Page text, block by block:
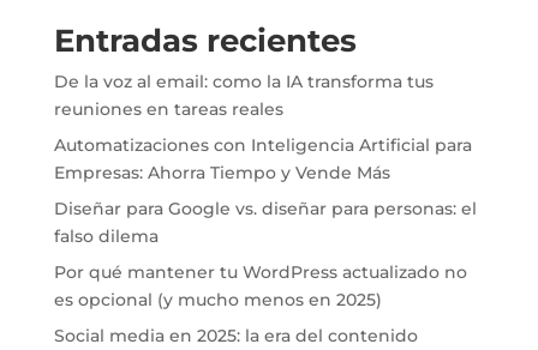
Entradas recientes
De la voz al email: como la IA transforma tus
reuniones en tareas reales
Automatizaciones con Inteligencia Artificial para
Empresas: Ahorra Tiempo y Vende Más
Diseñar para Google vs. diseñar para personas: el
falso dilema
Por qué mantener tu WordPress actualizado no
es opcional (y mucho menos en 2025)
Social media en 2025: la era del contenido